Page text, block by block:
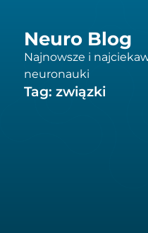
Neuro Blog
Najnowsze i
neuronauki
Tag: związki